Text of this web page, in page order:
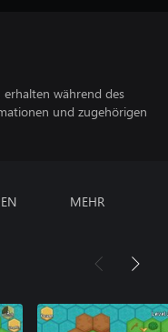
erhalten während des
und zugehörigen
MEHR